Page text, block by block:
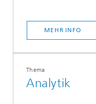
MEHR INFO
Thema
Analytik